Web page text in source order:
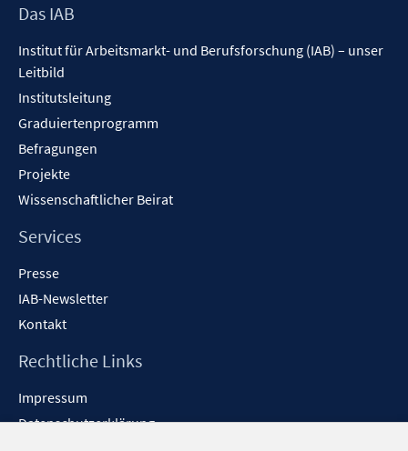
Footer
Das IAB
Institut für Arbeitsmarkt- und Berufsforschung (IAB) – unser
Leitbild
Institutsleitung
Graduiertenprogramm
Befragungen
Projekte
Wissenschaftlicher Beirat
Services
Presse
IAB-Newsletter
Kontakt
Rechtliche Links
Impressum
Datenschutzerklärung